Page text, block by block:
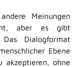
Meinungen
aber es gibt
Dialogformat
Ebene
akzeptieren, ohne